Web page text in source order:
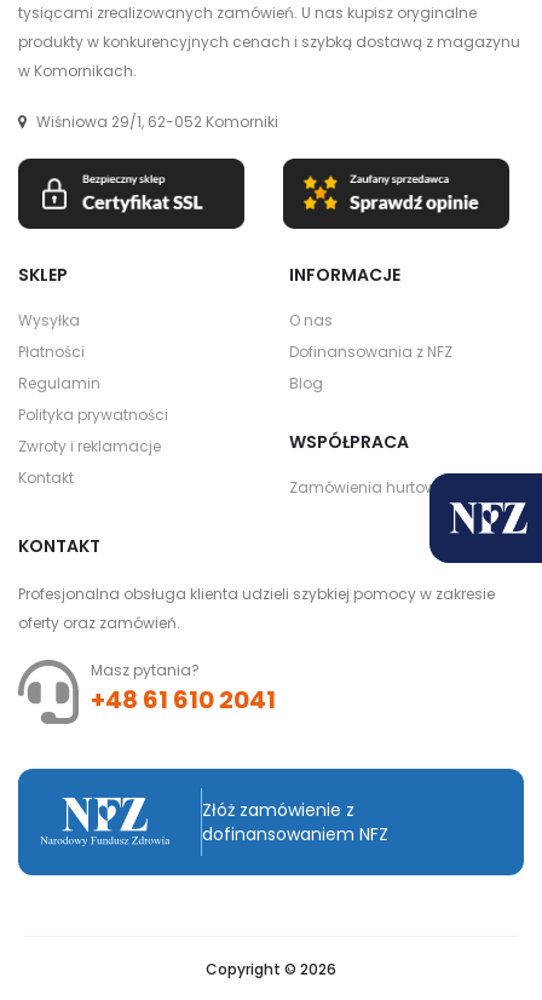
tysiącami zrealizowanych zamówień. U nas kupisz oryginalne
produkty w konkurencyjnych cenach i szybką dostawą z magazynu
w Komornikach.
Wiśniowa 29/1, 62-052 Komorniki
SKLEP
Wysyłka
Płatności
Regulamin
Polityka prywatności
Zwroty i reklamacje
Kontakt
INFORMACJE
O nas
Dofinansowania z NFZ
Blog
WSPÓŁPRACA
Zamówienia hurtowe
KONTAKT
Profesjonalna obsługa klienta udzieli szybkiej pomocy w zakresie
oferty oraz zamówień.
Masz pytania?
+48 61 610 2041
Złóż zamówienie z
dofinansowaniem NFZ
Copyright © 2026